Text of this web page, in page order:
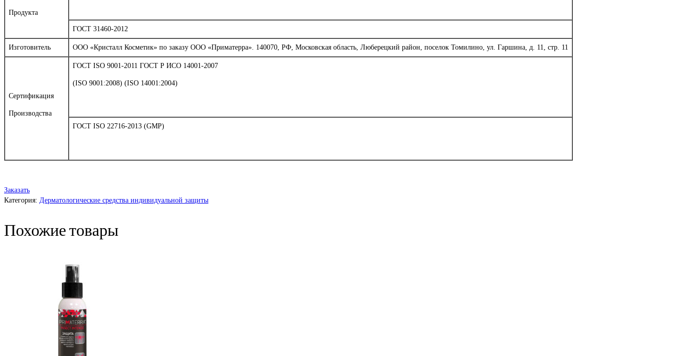
Продукта
ГОСТ 31460-2012
Изготовитель ООО «Кристалл Косметик» по заказу ООО «Приматерра». 140070, РФ, Московская область, Люберецкий район, поселок Томилино, ул. Гаршина, д. 11, стр. 11
Сертификация
Производства
ГОСТ ISO 9001-2011 ГОСТ Р ИСО 14001-2007
(ISO 9001:2008) (ISO 14001:2004)
ГОСТ ISO 22716-2013 (GMP)
Заказать
Категория: Дерматологические средства индивидуальной защиты
Похожие товары